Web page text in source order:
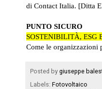
di Contact Italia. [Ditta
PUNTO SICURO
SOSTENIBILITÀ, ESG
Come le organizzazioni
Posted by giuseppe
Labels: Fotovoltaico